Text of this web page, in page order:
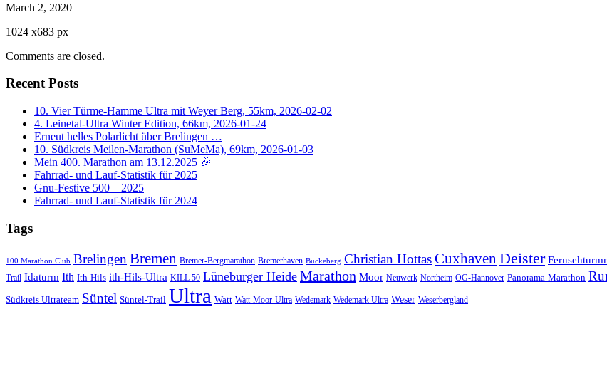
March 2, 2020
1024 x683 px
Comments are closed.
Recent Posts
10. Vier Türme-Hamme Ultra mit Weyer Berg, 55km, 2026-02-02
4. Leinetal-Ultra Winter Edition, 66km, 2026-01-24
Erneut helles Polarlicht über Brelingen …
10. Südkreis Meilen-Marathon (SuMeMa), 69km, 2026-01-03
Mein 400. Marathon am 13.12.2025 🎉
Fahrrad- und Lauf-Statistik für 2025
Gnu-Festive 500 – 2025
Fahrrad- und Lauf-Statistik für 2024
Tags
100 Marathon Club BrelingenBremen Bremer-Bergmarathon Bremerhaven Bückeberg Christian HottasCuxhaven Deister
Trail Idaturm Ith Ith-Hils ith-Hils-Ultra KILL 50 Lüneburger Heide Marathon Moor Neuwerk Northeim OG-Hannover Panorama-Marathon
Südkreis Ultrateam Süntel Süntel-Trail Ultra Watt Watt-Moor-Ultra Wedemark Wedemark Ultra Weser Weserbergland